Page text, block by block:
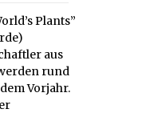
Plants”
aus
rund
Vorjahr.